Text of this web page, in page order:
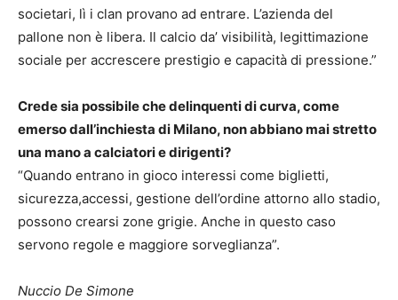
societari, lì i clan provano ad entrare. L’azienda del
pallone non è libera. Il calcio da’ visibilità, legittimazione
sociale per accrescere prestigio e capacità di pressione.”
Crede sia possibile che delinquenti di curva, come
emerso dall’inchiesta di Milano, non abbiano mai stretto
una mano a calciatori e dirigenti?
“Quando entrano in gioco interessi come biglietti,
sicurezza,accessi, gestione dell’ordine attorno allo stadio,
possono crearsi zone grigie. Anche in questo caso
servono regole e maggiore sorveglianza”.
Nuccio De Simone